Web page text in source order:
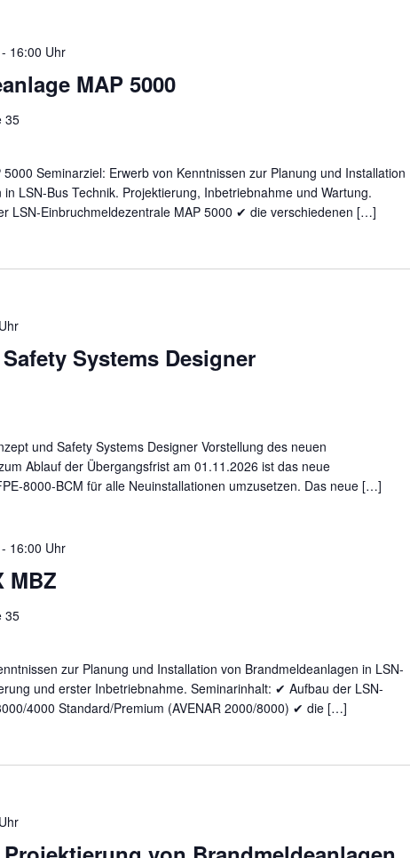
MAP 5000
16:00 Uhr
35
Seminarziel: Erwerb von Kenntnissen zur Planung und Installation
LSN-Bus Technik. Projektierung, Inbetriebnahme und Wartung.
LSN-Einbruchmeldezentrale MAP 5000 ✔ die verschiedenen […]
Systems Designer
und ​Safety Systems Designer Vorstellung des neuen
Ablauf der Übergangsfrist am 01.11.2026 ist das neue
für alle Neuinstallationen umzusetzen. Das neue […]
MBZ
16:00 Uhr
35
zur Planung und Installation von Brandmeldeanlagen in LSN-
und erster Inbetriebnahme. Seminarinhalt: ✔ Aufbau der LSN-
4000 Standard/Premium (AVENAR 2000/8000) ✔ die […]